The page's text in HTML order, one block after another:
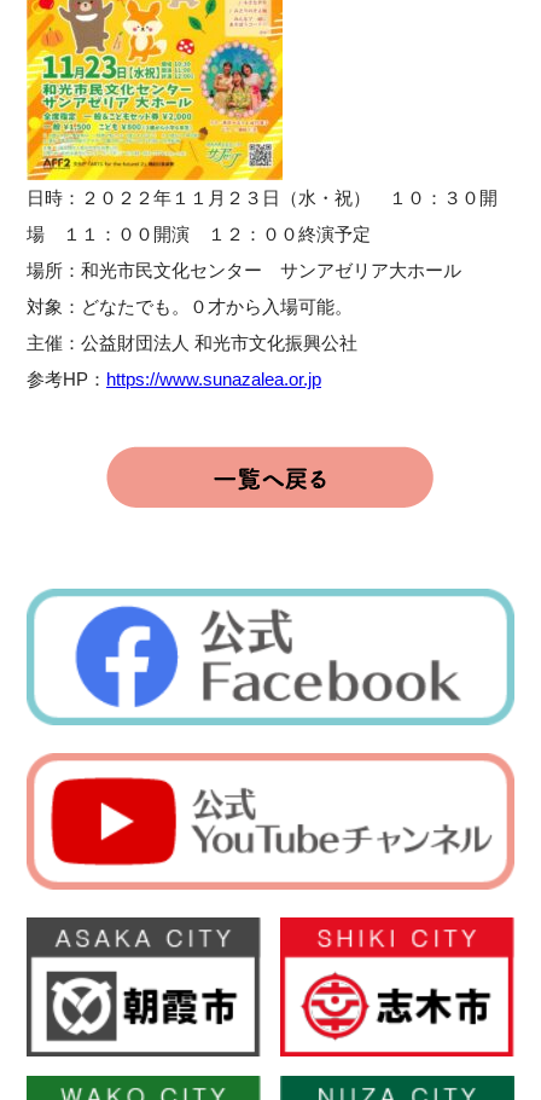
日時：２０２２年１１月２３日（水・祝） １０：３０開
場 １１：００開演 １２：００終演予定
場所：和光市民文化センター サンアゼリア大ホール
対象：どなたでも。０才から入場可能。
主催：公益財団法人 和光市文化振興公社
参考HP： https://www.sunazalea.or.jp